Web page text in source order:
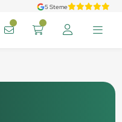
5 Sterne